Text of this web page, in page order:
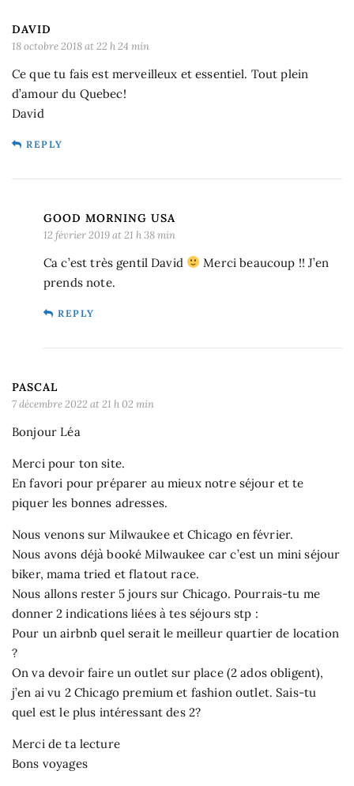
DAVID
18 octobre 2018 at 22 h 24 min
Ce que tu fais est merveilleux et essentiel. Tout plein
d’amour du Quebec!
David
REPLY
GOOD MORNING USA
12 février 2019 at 21 h 38 min
Ca c’est très gentil David
Merci beaucoup !! J’en
prends note.
REPLY
PASCAL
7 décembre 2022 at 21 h 02 min
Bonjour Léa
Merci pour ton site.
En favori pour préparer au mieux notre séjour et te
piquer les bonnes adresses.
Nous venons sur Milwaukee et Chicago en février.
Nous avons déjà booké Milwaukee car c’est un mini séjour
biker, mama tried et flatout race.
Nous allons rester 5 jours sur Chicago. Pourrais-tu me
donner 2 indications liées à tes séjours stp :
Pour un airbnb quel serait le meilleur quartier de location
?
On va devoir faire un outlet sur place (2 ados obligent),
j’en ai vu 2 Chicago premium et fashion outlet. Sais-tu
quel est le plus intéressant des 2?
Merci de ta lecture
Bons voyages